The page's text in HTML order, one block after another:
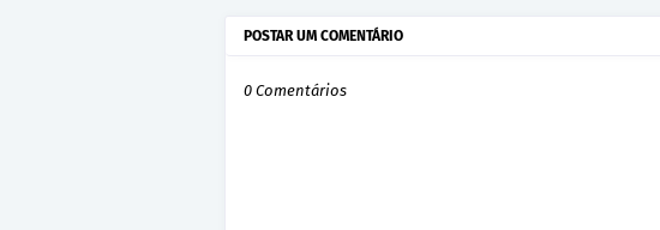
POSTAR UM COMENTÁRIO
0 Comentários